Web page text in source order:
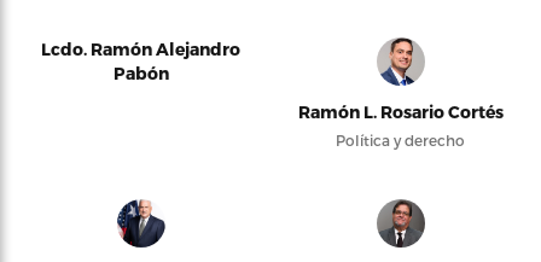
Lcdo. Ramón Alejandro
Pabón
Ramón L. Rosario Cortés
Política y derecho